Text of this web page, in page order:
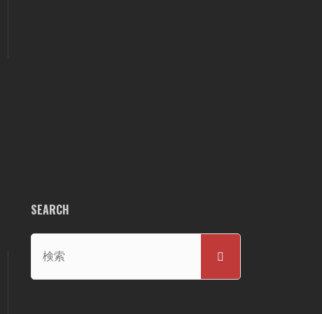
SEARCH
対
検